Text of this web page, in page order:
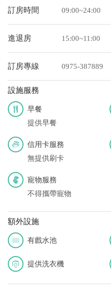
您也可以利用這幾個常用的網路
宿有提供該銀行匯款帳號喔。)
連絡喔！
訂房時間 09:00~24:00
進退房 15:00~11:00
訂房專線 0975-387889
設施服務
早餐
提供早餐
信用卡服務
無提供刷卡
寵物服務
不得攜帶寵物
額外設施
有戲水池
提供洗衣機